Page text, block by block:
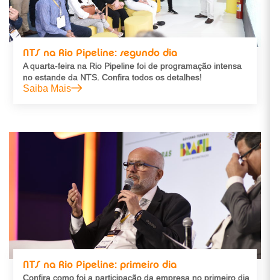
NTS na Rio Pipeline: segundo dia
A quarta-feira na Rio Pipeline foi de programação intensa
no estande da NTS. Confira todos os detalhes!
Saiba Mais
NTS na Rio Pipeline: primeiro dia
Confira como foi a participação da empresa no primeiro dia